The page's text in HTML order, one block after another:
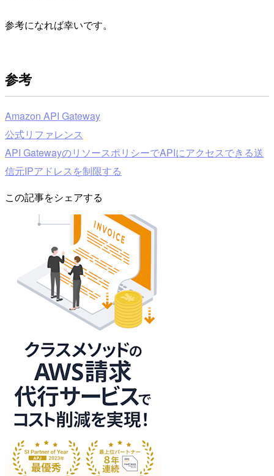
参考になれば幸いです。
参考
Amazon API Gateway
公式リファレンス
API GatewayのリソースポリシーでAPIにアクセスできる送
信元IPアドレスを制限する
この記事をシェアする